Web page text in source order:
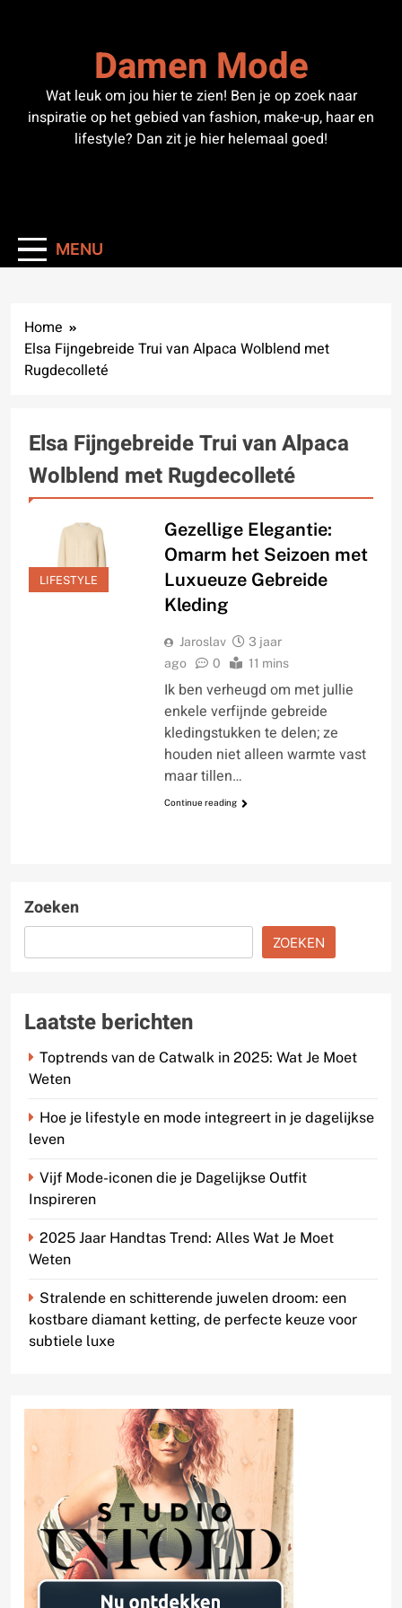
Damen Mode
Wat leuk om jou hier te zien! Ben je op zoek naar
inspiratie op het gebied van fashion, make-up, haar en
lifestyle? Dan zit je hier helemaal goed!
MENU
Home
Elsa Fijngebreide Trui van Alpaca Wolblend met
Rugdecolleté
Elsa Fijngebreide Trui van Alpaca
Wolblend met Rugdecolleté
LIFESTYLE
Gezellige Elegantie:
Omarm het Seizoen met
Luxueuze Gebreide
Kleding
Jaroslav
3 jaar
ago
0 11 mins
Ik ben verheugd om met jullie
enkele verfijnde gebreide
kledingstukken te delen; ze
houden niet alleen warmte vast
maar tillen…
Continue reading
Zoeken
ZOEKEN
Laatste berichten
Toptrends van de Catwalk in 2025: Wat Je Moet
Weten
Hoe je lifestyle en mode integreert in je dagelijkse
leven
Vijf Mode-iconen die je Dagelijkse Outfit
Inspireren
2025 Jaar Handtas Trend: Alles Wat Je Moet
Weten
Stralende en schitterende juwelen droom: een
kostbare diamant ketting, de perfecte keuze voor
subtiele luxe